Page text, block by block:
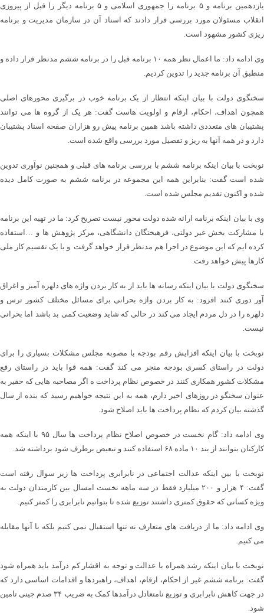
یازدهمین برنامه و ۵ برنامه را جمهوری اسلامی و ۵ برنامه دیگر را قبل از پیروزی
انقلاب مسئولان مورد بررسی قرار دادند که اسناد آن در سازمان مدیریت و برنامه
ریزی کشور مشهود است.
وی ادامه داد: ما اعمال نظر همه ۱۰ برنامه قبل را در برنامه ششم مدنظر قرار داده و
منطبق آن برنامه جدید را تدوین کردیم.
سخنگوی دولت با بیان اینکه انتظار از یک برنامه خوب در برگیری محورهای اصلی
همچون اهداف، احکام، ارقام و اولویت هاست گفت: هر یک از گروه ها می توانند
پشتیبان های متعددی داشته باشد همین برنامه پیش رو هزاران صفحه اسناد پشتیبان
دارد و در همه آنها به ریز و تفصیل مورد بررسی واقع شده است.
نوبخت با بیان اینکه برنامه ششم با بررسی برنامه های قبلی و همچنین نوآوری تدوین
شده است گفت: بنابراین همه این مجموعه در برنامه ششم به صورت کامل دیده
شده و اکنون تقدیم مجلس شده است.
وی با بیان اینکه برنامه ارائه شده دولت محور نیست تصریح کرد: ما در تهیه این برنامه
با مشارکت بخش غیر دولتی، فرهیختگان دانشگاهی، مرکز پژوهش ها و …استفاده
کرده ایم که این موضوع در اجرا هم مدنظر قرار خواهد گرفت و با یک تقسیم کار ملی
کارها پیش خواهد رفت.
سخنگوی دولت با بیان اینکه رسانه ها باید از به کار بردن واژه های دلهره آمیز و اغراق
آور دوری کنند افزود: به کار بردن واژه بحرانی برای مسائل مختلف کشور ترس و
دلهره را در دل مردم ایجاد می کند در حالی که شاید وضعیت کمی بد باشد اما بحرانی
نیست.
نوبخت با بیان اینکه افزایش رقم بودجه با مصوبه مجلس مشکلات بسیاری را برای
دولت در راستای کسری بودجه منجر می کند گفت: همه قوا باید در راستای رفع
مشکلات کشور همکاری کنند در خصوص نظام پرداخت ه اگر مصاحبه هایی که حقیر به
عنوان سخنگو در روزهای اخیر دارم، همه به این نتیجه خواهیم رسید که بنده از سال
گذشته بیان کردم که نظام پرداخت ها باید اصلاح شود.
وی ادامه داد: گام نخست در خصوص اصلاح نظام پرداخت ها سال ۹۵ با اینکه همه
کارکنان بتوانند از بند ۱۰ ماده ۶۸ استفاده کنند و تبعیض برطرف شود برداشته شد.
نوبخت با بین اینکه عدالت اجتماعی در نابرابری پرداخت ها زیر سوال رفته است
گفت: ۴ هزار و ۲۰۰ میلیارد فقط در سه ماهه نخست امسال بین کارمندان دولت به
ویژه کسانی که حقوق کمتری داشتند توزیع شده تا بتوانیم نابرابری را کمتر کنیم.
وی ادامه داد: ما از دریافت های متعارف نه تنها استقبال نمی کنیم بلکه با آنها مقابله
می کنیم.
نوبخت با بیان اینکه رشد همراه با عدالت و توجه به اقشار کم درآمد باید همراه شود
گفت: برنامه ششم غیر از احکام،‌ ارقام، اهداف، راهبردها و اقدامات اساسی دارد که
در جهت کاهش نابرابری و توزیع نامتعادل درآمدها کمک به ضریب ۳۴ صدم جینی تامین
شود.